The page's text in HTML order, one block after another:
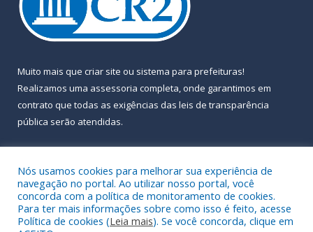
Muito mais que criar site ou sistema para prefeituras!
Realizamos uma assessoria completa, onde garantimos em
contrato que todas as exigências das leis de transparência
pública serão atendidas.
Todos os direitos reservados a Prefeitura Municipal de Almeirim.
Nós usamos cookies para melhorar sua experiência de
navegação no portal. Ao utilizar nosso portal, você
concorda com a política de monitoramento de cookies.
Para ter mais informações sobre como isso é feito, acesse
Política de cookies (Leia mais). Se você concorda, clique em